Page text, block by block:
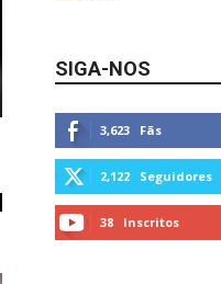
SIGA-NOS
3,623 Fãs
2,122 Seguidores
38 Inscritos